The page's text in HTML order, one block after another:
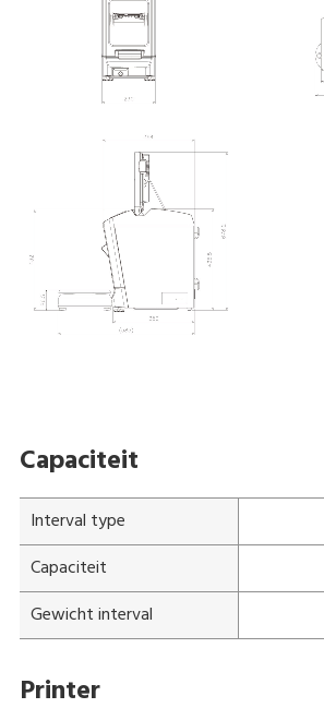
Capaciteit
Interval type
Capaciteit
Gewicht interval
Printer